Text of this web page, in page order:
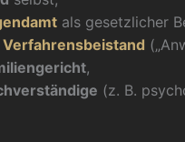
als gesetzlicher
Verfahrensbeistand
,
(z. B.